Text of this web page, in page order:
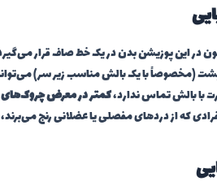
در این پوزیشن بدن در یک خط صاف قرار
(مخصوصاً با یک بالش مناسب زیر سر)
با بالش تماس ندارد،کمتر در معرض چروک‌های
که از دردهای مفصلی یا عضلانی رنج